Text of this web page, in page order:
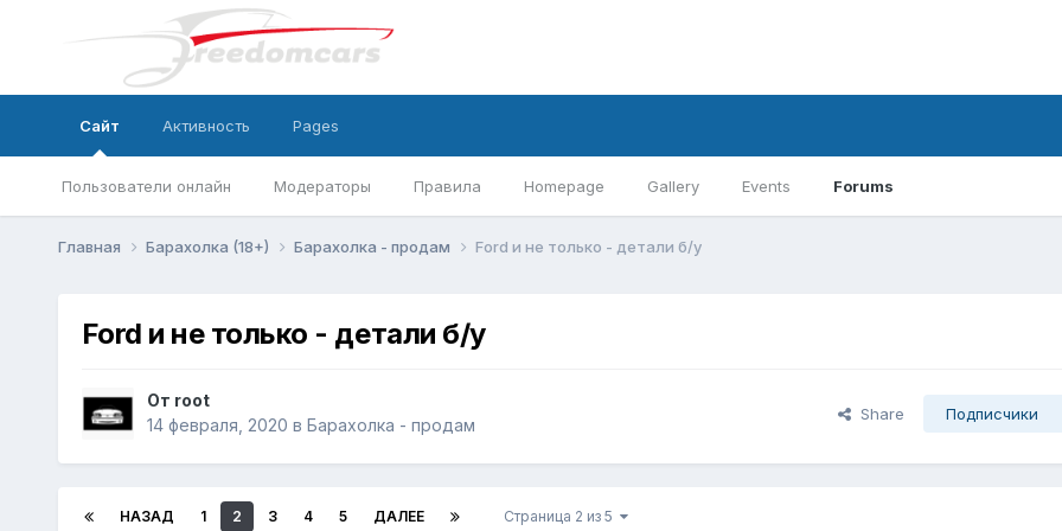
Сайт
Пользователи онлайн Модераторы Правила Homepage Gallery Events Forums
Активность Pages
Главная Барахолка (18+) Барахолка - продам Ford и не только - детали б/у
Ford и не только - детали б/у
От root
14 февраля, 2020 в Барахолка - продам
Share Подписчики
НАЗАД 1 2 3 4 5 ДАЛЕЕ Страница 2 из 5